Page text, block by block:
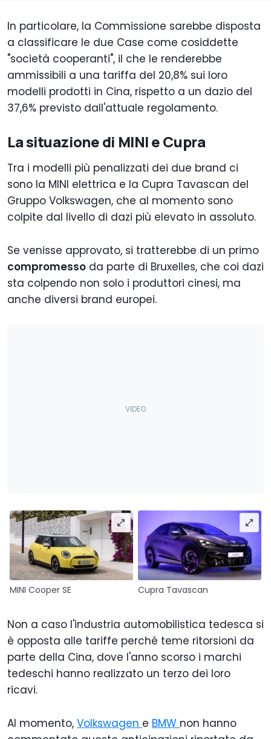
In particolare, la Commissione sarebbe disposta
a classificare le due Case come cosiddette
"società cooperanti", il che le renderebbe
ammissibili a una tariffa del 20,8% sui loro
modelli prodotti in Cina, rispetto a un dazio del
37,6% previsto dall'attuale regolamento.
La situazione di MINI e Cupra
Tra i modelli più penalizzati dei due brand ci
sono la MINI elettrica e la Cupra Tavascan del
Gruppo Volkswagen, che al momento sono
colpite dal livello di dazi più elevato in assoluto.
Se venisse approvato, si tratterebbe di un primo
compromesso da parte di Bruxelles, che coi dazi
sta colpendo non solo i produttori cinesi, ma
anche diversi brand europei.
MINI Cooper SE Cupra Tavascan
Non a caso l'industria automobilistica tedesca si
è opposta alle tariffe perché teme ritorsioni da
parte della Cina, dove l'anno scorso i marchi
tedeschi hanno realizzato un terzo dei loro
ricavi.
Al momento, Volkswagen e BMW non hanno